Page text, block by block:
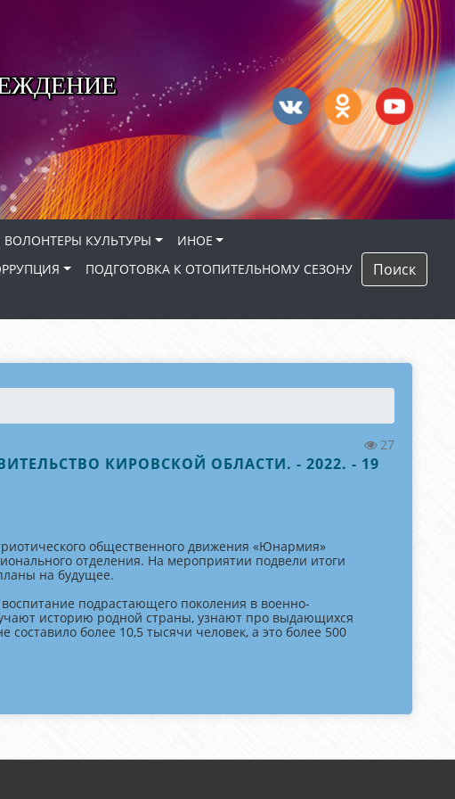
ВОЛОНТЕРЫ КУЛЬТУРЫ
ИНОЕ
ПОДГОТОВКА К ОТОПИТЕЛЬНОМУ СЕЗОНУ
Поиск
27
КИРОВСКОЙ ОБЛАСТИ. - 2022. - 19
общественного движения «Юнармия»
отделения. На мероприятии подвели итоги
на будущее.
подрастающего поколения в военно-
историю родной страны, узнают про выдающихся
более 10,5 тысячи человек, а это более 500